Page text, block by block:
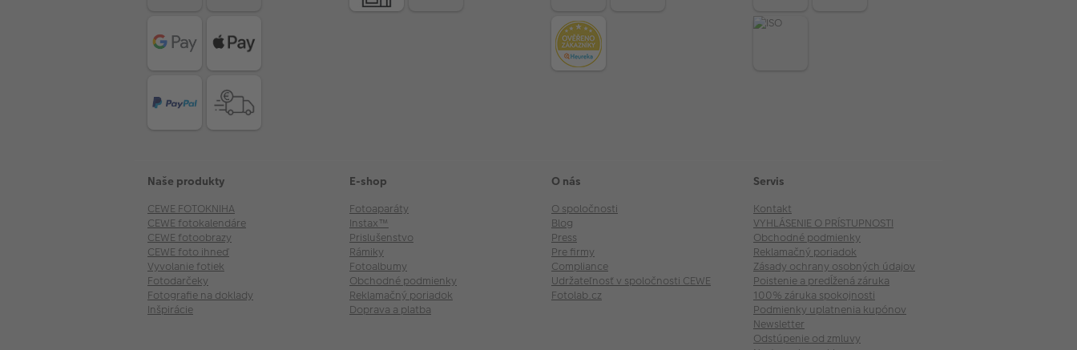
Naše produkty
CEWE FOTOKNIHA
CEWE fotokalendáre
CEWE fotoobrazy
CEWE foto ihneď
Vyvolanie fotiek
Fotodarčeky
Fotografie na doklady
Inšpirácie
E-shop
Fotoaparáty
Instax™
Prislušenstvo
Rámiky
Fotoalbumy
Obchodné podmienky
Reklamačný poriadok
Doprava a platba
O nás
O spoločnosti
Blog
Press
Pre firmy
Compliance
Udržateľnosť v spoločnosti CEWE
Fotolab.cz
Servis
Kontakt
VYHLÁSENIE O PRÍSTUPNOSTI
Obchodné podmienky
Reklamačný poriadok
Zásady ochrany osobných údajov
Poistenie a predĺžená záruka
100% záruka spokojnosti
Podmienky uplatnenia kupónov
Newsletter
Odstúpenie od zmluvy